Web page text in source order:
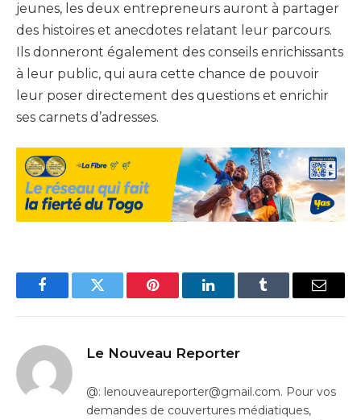
jeunes, les deux entrepreneurs auront à partager
des histoires et anecdotes relatant leur parcours.
Ils donneront également des conseils enrichissants
à leur public, qui aura cette chance de pouvoir
leur poser directement des questions et enrichir
ses carnets d’adresses.
FacebookTwitter Pinterest LinkedInTumblr Email
Le Nouveau Reporter
@: lenouveaureporter@gmail.com. Pour vos
demandes de couvertures médiatiques,